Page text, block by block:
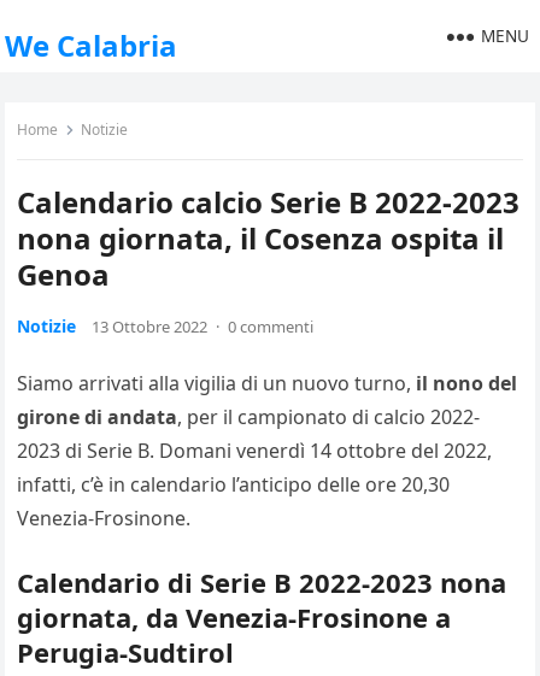
We Calabria MENU
Home Notizie
Calendario calcio Serie B 2022-2023
nona giornata, il Cosenza ospita il
Genoa
Notizie 13 Ottobre 2022 · 0 commenti
Siamo arrivati alla vigilia di un nuovo turno, il nono del
girone di andata, per il campionato di calcio 2022-
2023 di Serie B. Domani venerdì 14 ottobre del 2022,
infatti, c’è in calendario l’anticipo delle ore 20,30
Venezia-Frosinone.
Calendario di Serie B 2022-2023 nona
giornata, da Venezia-Frosinone a
Perugia-Sudtirol